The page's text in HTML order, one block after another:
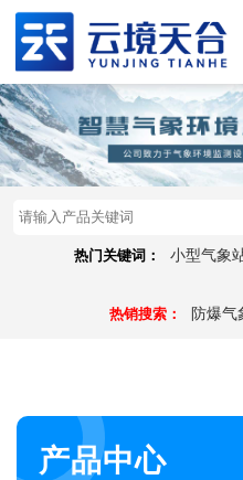
热门关键词： 小型气象
热销搜索： 防爆气
产品中心